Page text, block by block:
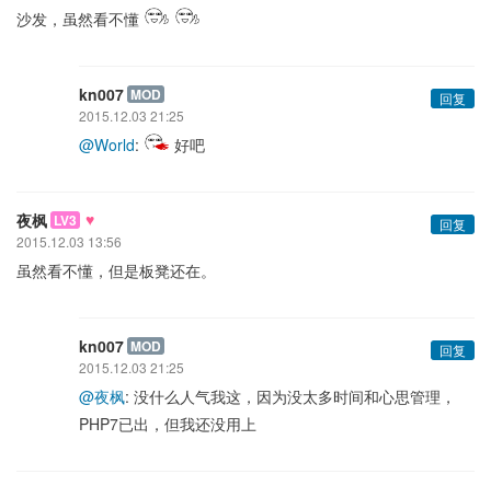
沙发，虽然看不懂
kn007 MOD
回复
2015.12.03 21:25
@World: 好吧
夜枫 LV3 ♥
回复
2015.12.03 13:56
虽然看不懂，但是板凳还在。
kn007 MOD
回复
2015.12.03 21:25
@夜枫: 没什么人气我这，因为没太多时间和心思管理，
PHP7已出，但我还没用上